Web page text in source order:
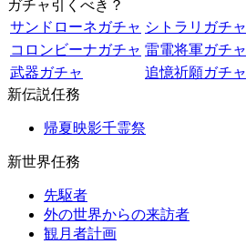
ガチャ引くべき？
サンドローネガチャ シトラリガチャ
コロンビーナガチャ 雷電将軍ガチャ
武器ガチャ
追憶祈願ガチャ
新伝説任務
帰夏映影千霊祭
新世界任務
先駆者
外の世界からの来訪者
観月者計画